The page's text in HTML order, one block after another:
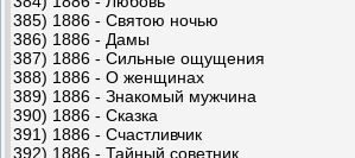
385) 1886 - Святою ночью
386) 1886 - Дамы
387) 1886 - Сильные ощущения
388) 1886 - О женщинах
389) 1886 - Знакомый мужчина
390) 1886 - Сказка
391) 1886 - Счастливчик
392) 1886 - Тайный советник